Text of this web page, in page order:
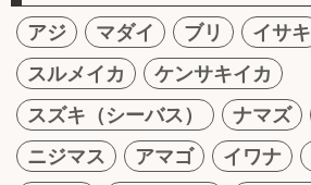
アジ マダイ ブリ イサキ
スルメイカ
ケンサキイカ
スズキ（シーバス）
ナマズ
ニジマス
アマゴ イワナ